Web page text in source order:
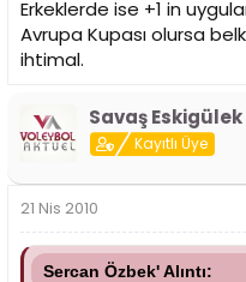
Erkeklerde ise +1 in
Avrupa Kupası olursa
ihtimal.
Savaş Eskigülek
Kayıtlı Üye
21 Nis 2010
Sercan Özbek' Alıntı: